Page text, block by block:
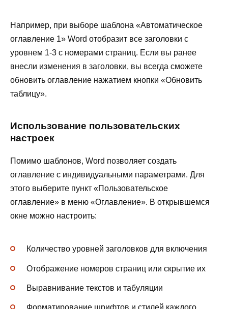
Например, при выборе шаблона «Автоматическое
оглавление 1» Word отобразит все заголовки с
уровнем 1-3 с номерами страниц. Если вы ранее
внесли изменения в заголовки, вы всегда сможете
обновить оглавление нажатием кнопки «Обновить
таблицу».
Использование пользовательских
настроек
Помимо шаблонов, Word позволяет создать
оглавление с индивидуальными параметрами. Для
этого выберите пункт «Пользовательское
оглавление» в меню «Оглавление». В открывшемся
окне можно настроить:
Количество уровней заголовков для включения
Отображение номеров страниц или скрытие их
Выравнивание текстов и табуляции
Форматирование шрифтов и стилей каждого